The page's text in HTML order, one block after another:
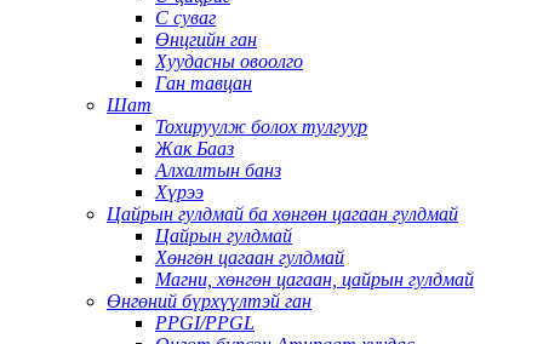
C суваг
Өнцгийн ган
Хуудасны овоолго
Ган тавцан
Шат
Тохируулж болох тулгуур
Жак Бааз
Алхалтын банз
Хүрээ
Цайрын гулдмай ба хөнгөн цагаан гулдмай
Цайрын гулдмай
Хөнгөн цагаан гулдмай
Магни, хөнгөн цагаан, цайрын гулдмай
Өнгөний бүрхүүлтэй ган
PPGI/PPGL